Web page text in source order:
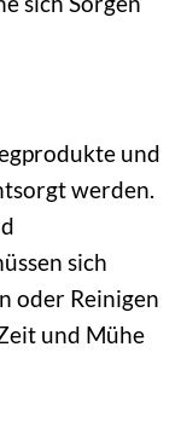
und
werden.
sich
oder Reinigen
und Mühe